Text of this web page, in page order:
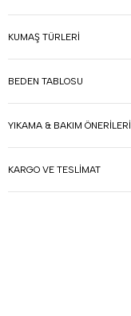
KUMAŞ TÜRLERI
BEDEN TABLOSU
YIKAMA & BAKIM ÖNERILERI
KARGO VE TESLIMAT